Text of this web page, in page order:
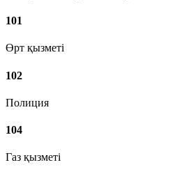
101
Өрт қызметі
102
Полиция
104
Газ қызметі